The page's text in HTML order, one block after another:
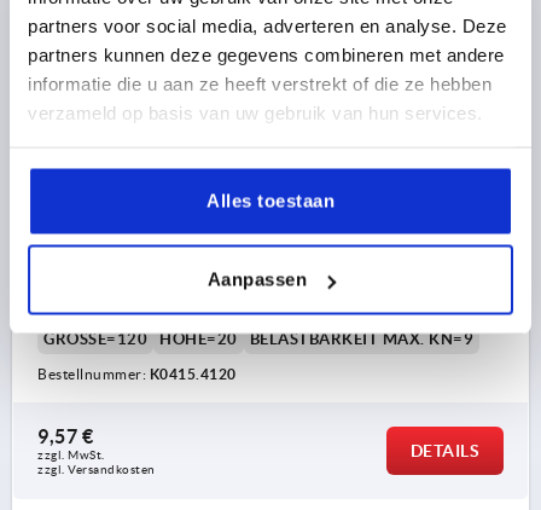
partners voor social media, adverteren en analyse. Deze
partners kunnen deze gegevens combineren met andere
informatie die u aan ze heeft verstrekt of die ze hebben
verzameld op basis van uw gebruik van hun services.
Alles toestaan
Aanpassen
K0415 D
TELLER ANTI-SLIP-PLATTE, FORM:D, D=119,
A=94 TELLERDURCHMESSER=119
FORM=D
GRÖSSE=120
HÖHE=20 BELASTBARKEIT MAX. KN=9
Bestellnummer: K0415.4120
9,57 €
zzgl. MwSt.
zzgl. Versandkosten
DETAILS